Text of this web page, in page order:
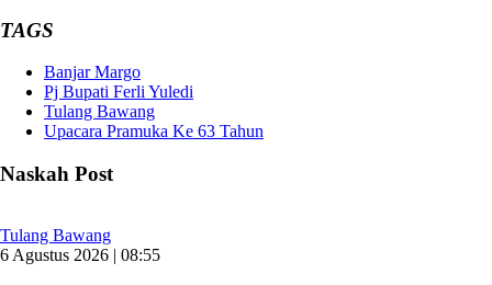
TAGS
Banjar Margo
Pj Bupati Ferli Yuledi
Tulang Bawang
Upacara Pramuka Ke 63 Tahun
Naskah Post
Tulang Bawang
6 Agustus 2026 | 08:55